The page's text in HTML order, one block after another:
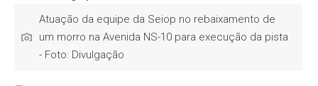
Atuação da equipe da Seiop no rebaixamento de
um morro na Avenida NS-10 para execução da pista
- Foto: Divulgação